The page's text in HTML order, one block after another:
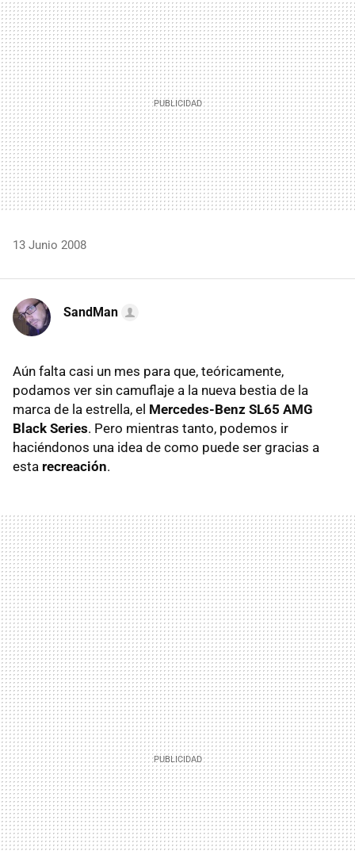
MAIL
13 Junio 2008
SandMan
Aún falta casi un mes para que, teóricamente,
podamos ver sin camuflaje a la nueva bestia de la
marca de la estrella, el Mercedes-Benz SL65 AMG
Black Series. Pero mientras tanto, podemos ir
haciéndonos una idea de como puede ser gracias a
esta recreación.